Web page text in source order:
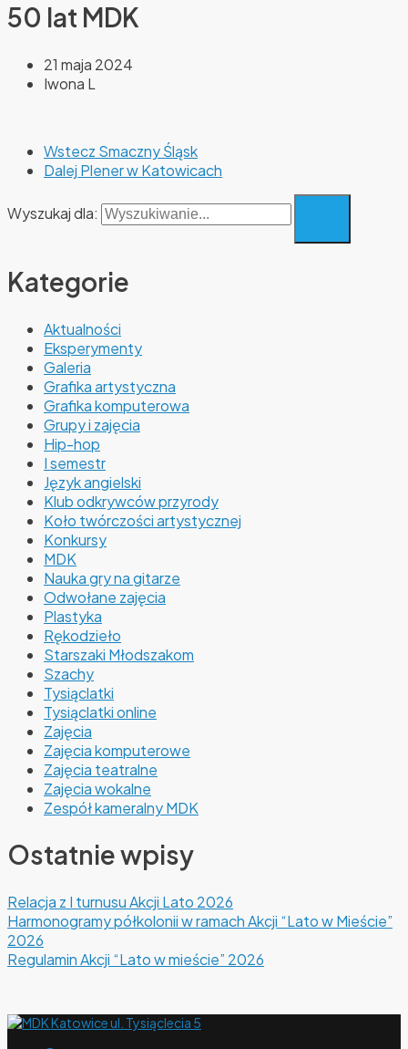
50 lat MDK
21 maja 2024
Iwona L
Wstecz Smaczny Śląsk
Dalej Plener w Katowicach
Wyszukaj dla:
Kategorie
Aktualności
Eksperymenty
Galeria
Grafika artystyczna
Grafika komputerowa
Grupy i zajęcia
Hip-hop
I semestr
Język angielski
Klub odkrywców przyrody
Koło twórczości artystycznej
Konkursy
MDK
Nauka gry na gitarze
Odwołane zajęcia
Plastyka
Rękodzieło
Starszaki Młodszakom
Szachy
Tysiąclatki
Tysiąclatki online
Zajęcia
Zajęcia komputerowe
Zajęcia teatralne
Zajęcia wokalne
Zespół kameralny MDK
Ostatnie wpisy
Relacja z I turnusu Akcji Lato 2026
Harmonogramy półkolonii w ramach Akcji “Lato w Mieście”
2026
Regulamin Akcji “Lato w mieście” 2026